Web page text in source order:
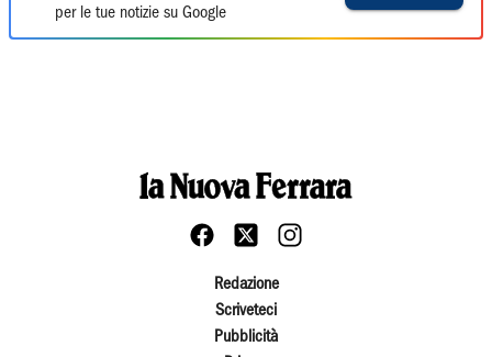
per le tue notizie su Google
Redazione
Scriveteci
Pubblicità